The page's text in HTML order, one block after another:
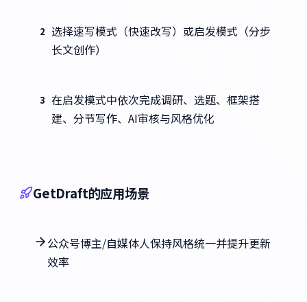
2 选择速写模式（快速改写）或启发模式（分步
长文创作）
3 在启发模式中依次完成调研、选题、框架搭
建、分节写作、AI审核与风格优化
GetDraft的应用场景
公众号博主/自媒体人保持风格统一并提升更新
效率